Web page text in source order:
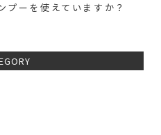
プーを使えていますか？